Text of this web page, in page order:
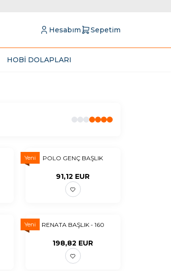
Hesabım Sepetim
HOBİ DOLAPLARI
Yeni POLO GENÇ BAŞLIK
91,12 EUR
Yeni RENATA BAŞLIK - 160
198,82 EUR